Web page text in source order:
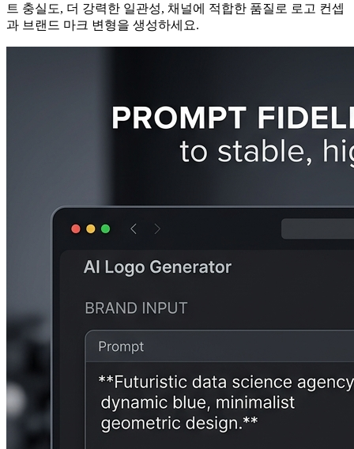
트 충실도, 더 강력한 일관성, 채널에 적합한 품질로 로고 컨셉
과 브랜드 마크 변형을 생성하세요.